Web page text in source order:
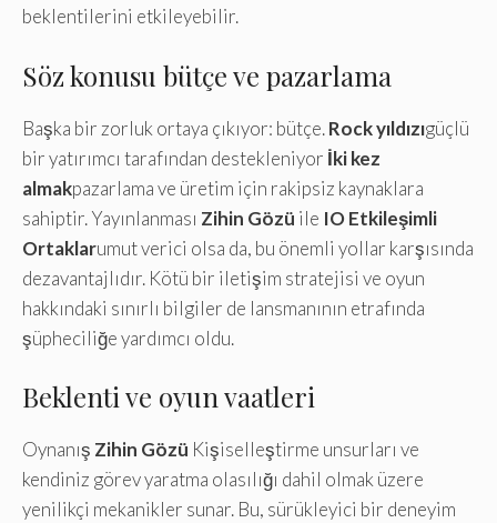
beklentilerini etkileyebilir.
Söz konusu bütçe ve pazarlama
Başka bir zorluk ortaya çıkıyor: bütçe.Rock yıldızıgüçlü
bir yatırımcı tarafından destekleniyor İki kez
almakpazarlama ve üretim için rakipsiz kaynaklara
sahiptir. Yayınlanması Zihin Gözü ile IO Etkileşimli
Ortaklarumut verici olsa da, bu önemli yollar karşısında
dezavantajlıdır. Kötü bir iletişim stratejisi ve oyun
hakkındaki sınırlı bilgiler de lansmanının etrafında
şüpheciliğe yardımcı oldu.
Beklenti ve oyun vaatleri
Oynanış Zihin Gözü Kişiselleştirme unsurları ve
kendiniz görev yaratma olasılığı dahil olmak üzere
yenilikçi mekanikler sunar. Bu, sürükleyici bir deneyim